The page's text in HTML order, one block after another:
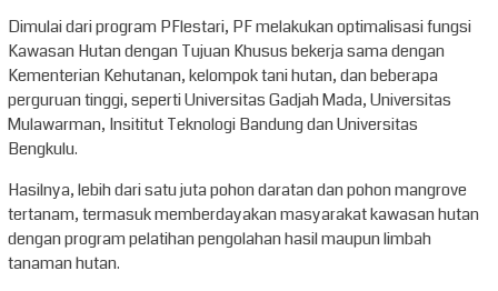
Dimulai dari program PFlestari, PF melakukan optimalisasi fungsi
Kawasan Hutan dengan Tujuan Khusus bekerja sama dengan
Kementerian Kehutanan, kelompok tani hutan, dan beberapa
perguruan tinggi, seperti Universitas Gadjah Mada, Universitas
Mulawarman, Insititut Teknologi Bandung dan Universitas
Bengkulu.
Hasilnya, lebih dari satu juta pohon daratan dan pohon mangrove
tertanam, termasuk memberdayakan masyarakat kawasan hutan
dengan program pelatihan pengolahan hasil maupun limbah
tanaman hutan.